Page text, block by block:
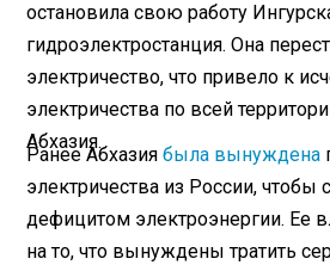
остановила свою работу
гидроэлектростанция. Она
электричество, что привело к
электричества по всей
Абхазия.
Ранее Абхазиябыла вынуждена
электричества из России, чтобы
дефицитом электроэнергии. Ее
на то, что вынуждены тратить